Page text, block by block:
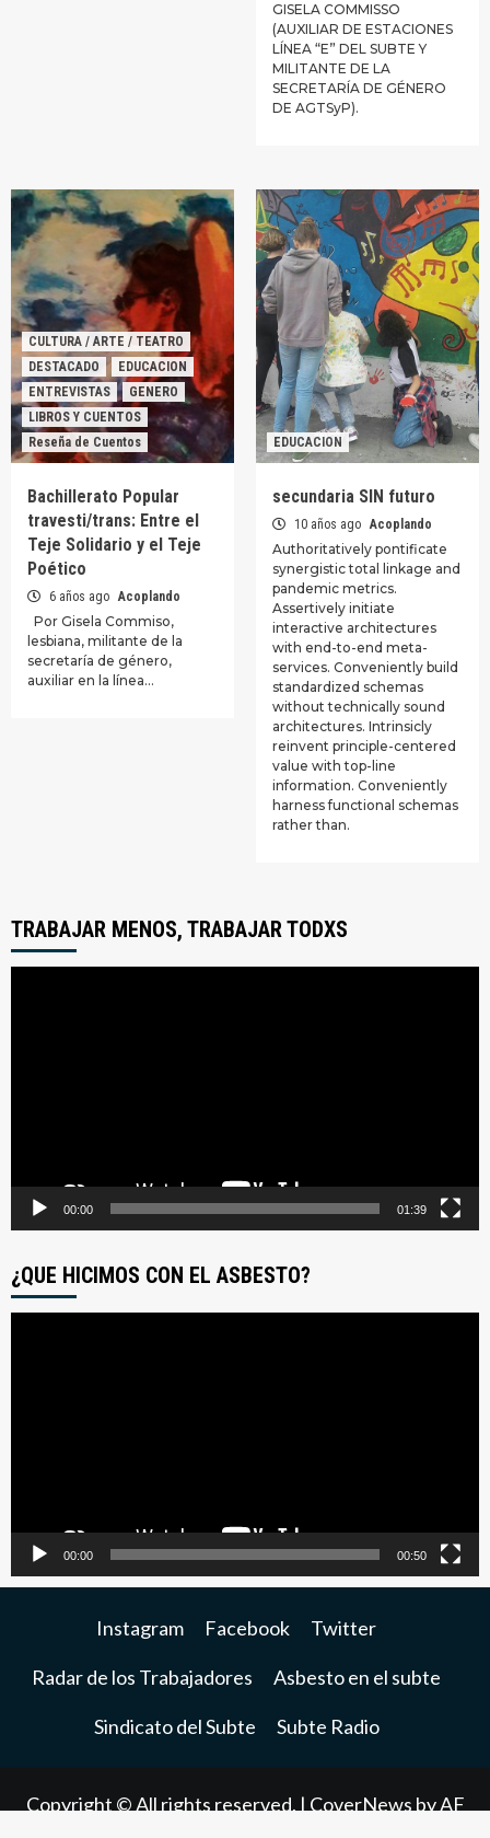
GISELA COMMISSO
(AUXILIAR DE ESTACIONES
LÍNEA “E” DEL SUBTE Y
MILITANTE DE LA
SECRETARÍA DE GÉNERO
DE AGTSyP).
CULTURA / ARTE / TEATRO
DESTACADO
EDUCACION
ENTREVISTAS
GENERO
LIBROS Y CUENTOS
Reseña de Cuentos
Bachillerato Popular
travesti/trans: Entre el
Teje Solidario y el Teje
Poético
6 años ago Acoplando
Por Gisela Commiso,
lesbiana, militante de la
secretaría de género,
auxiliar en la línea…
EDUCACION
secundaria SIN futuro
10 años ago Acoplando
Authoritatively pontificate
synergistic total linkage and
pandemic metrics.
Assertively initiate
interactive architectures
with end-to-end meta-
services. Conveniently build
standardized schemas
without technically sound
architectures. Intrinsicly
reinvent principle-centered
value with top-line
information. Conveniently
harness functional schemas
rather than.
TRABAJAR MENOS, TRABAJAR TODXS
00:00 01:39
¿QUE HICIMOS CON EL ASBESTO?
00:00 00:50
Instagram Facebook Twitter
Radar de los Trabajadores Asbesto en el subte
Sindicato del Subte Subte Radio
Copyright © All rights reserved. | CoverNews by AF